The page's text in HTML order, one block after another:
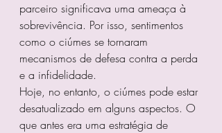
parceiro significava uma ameaça à
sobrevivência. Por isso, sentimentos
como o ciúmes se tornaram
mecanismos de defesa contra a perda
e a infidelidade.
Hoje, no entanto, o ciúmes pode estar
desatualizado em alguns aspectos. O
que antes era uma estratégia de